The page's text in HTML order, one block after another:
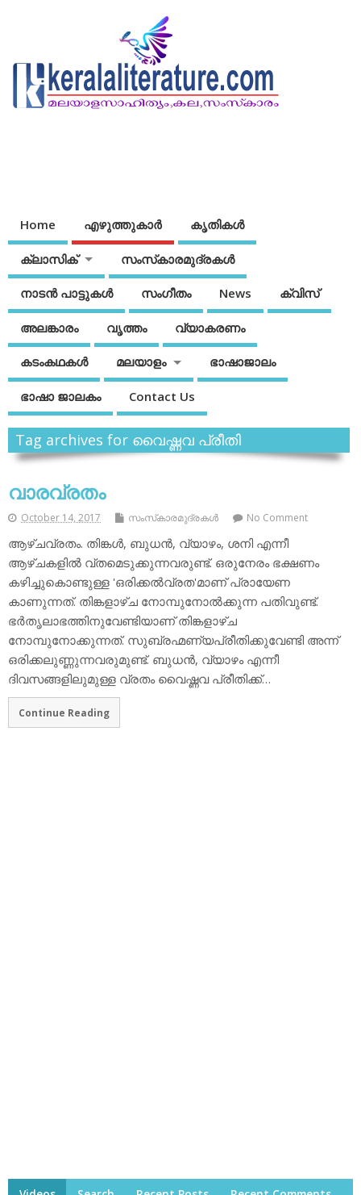
Home എഴുത്തുകാര്‍ കൃതികൾ
ക്ലാസിക് സംസ്‌കാരമുദ്രകള്‍
നാടന്‍ പാട്ടുകള്‍ സംഗീതം News ക്വിസ്
അലങ്കാരം വൃത്തം വ്യാകരണം
കടംകഥകള്‍ മലയാളം ഭാഷാജാലം
ഭാഷാ ജാലകം Contact Us
Tag archives for വൈഷ്ണവ പ്രീതി
വാരവ്രതം
October 14, 2017 സംസ്‌കാരമുദ്രകള്‍ No Comment
ആഴ്ചവ്രതം. തിങ്കള്‍, ബുധന്‍, വ്യാഴം, ശനി എന്നീ
ആഴ്ചകളില്‍ വ്തമെടുക്കുന്നവരുണ്ട്. ഒരുനേരം ഭക്ഷണം
കഴിച്ചുകൊണ്ടുള്ള 'ഒരിക്കല്‍വ്രത'മാണ് പ്രായേണ
കാണുന്നത്. തിങ്കളാഴ്ച നോമ്പുനോല്‍ക്കുന്ന പതിവുണ്ട്.
ഭര്‍തൃലാഭത്തിനുവേണ്ടിയാണ് തിങ്കളാഴ്ച
നോമ്പുനോക്കുന്നത്. സുബ്രഹ്മണ്യപ്രീതിക്കുവേണ്ടി അന്ന്
ഒരിക്കലുണ്ണുന്നവരുമുണ്ട്. ബുധന്‍, വ്യാഴം എന്നീ
ദിവസങ്ങളിലുമുള്ള വ്രതം വൈഷ്ണവ പ്രീതിക്ക്…
Continue Reading